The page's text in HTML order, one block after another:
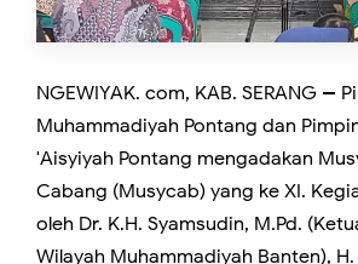
NGEWIYAK. com, KAB. SERANG --
Muhammadiyah Pontang dan
'Aisyiyah Pontang mengadakan
Cabang (Musycab) yang ke XI.
oleh Dr. K.H. Syamsudin, M.Pd.
Wilayah Muhammadiyah Banten),